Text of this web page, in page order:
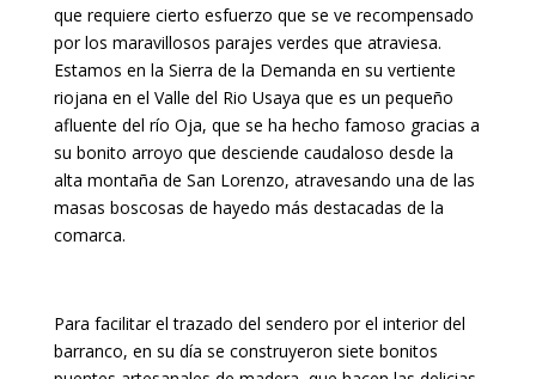
que requiere cierto esfuerzo que se ve recompensado
por los maravillosos parajes verdes que atraviesa.
Estamos en la Sierra de la Demanda en su vertiente
riojana en el Valle del Rio Usaya que es un pequeño
afluente del río Oja, que se ha hecho famoso gracias a
su bonito arroyo que desciende caudaloso desde la
alta montaña de San Lorenzo, atravesando una de las
masas boscosas de hayedo más destacadas de la
comarca.
Para facilitar el trazado del sendero por el interior del
barranco, en su día se construyeron siete bonitos